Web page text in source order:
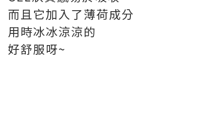
而且它加入了薄荷成分
用時冰冰涼涼的
好舒服呀~